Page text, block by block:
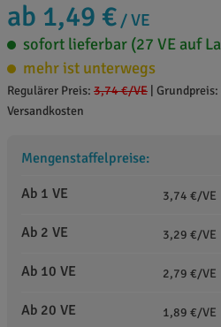
ab 1,49 € / VE
sofort lieferbar (27 VE auf
mehr ist unterwegs
Regulärer Preis: 3,74 €/VE
Versandkosten
Mengenstaffelpreise:
Ab 1 VE
3,74 €/VE
Ab 2 VE 3,29 €/VE
Ab 10 VE 2,79 €/VE
Ab 20 VE 1,89 €/VE